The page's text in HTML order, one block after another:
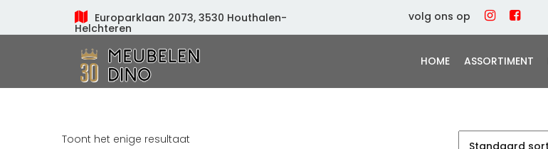
Europarklaan 2073, 3530 Houthalen-
Helchteren
volg ons op
HOME ASSORTIMENT
Toont het enige resultaat